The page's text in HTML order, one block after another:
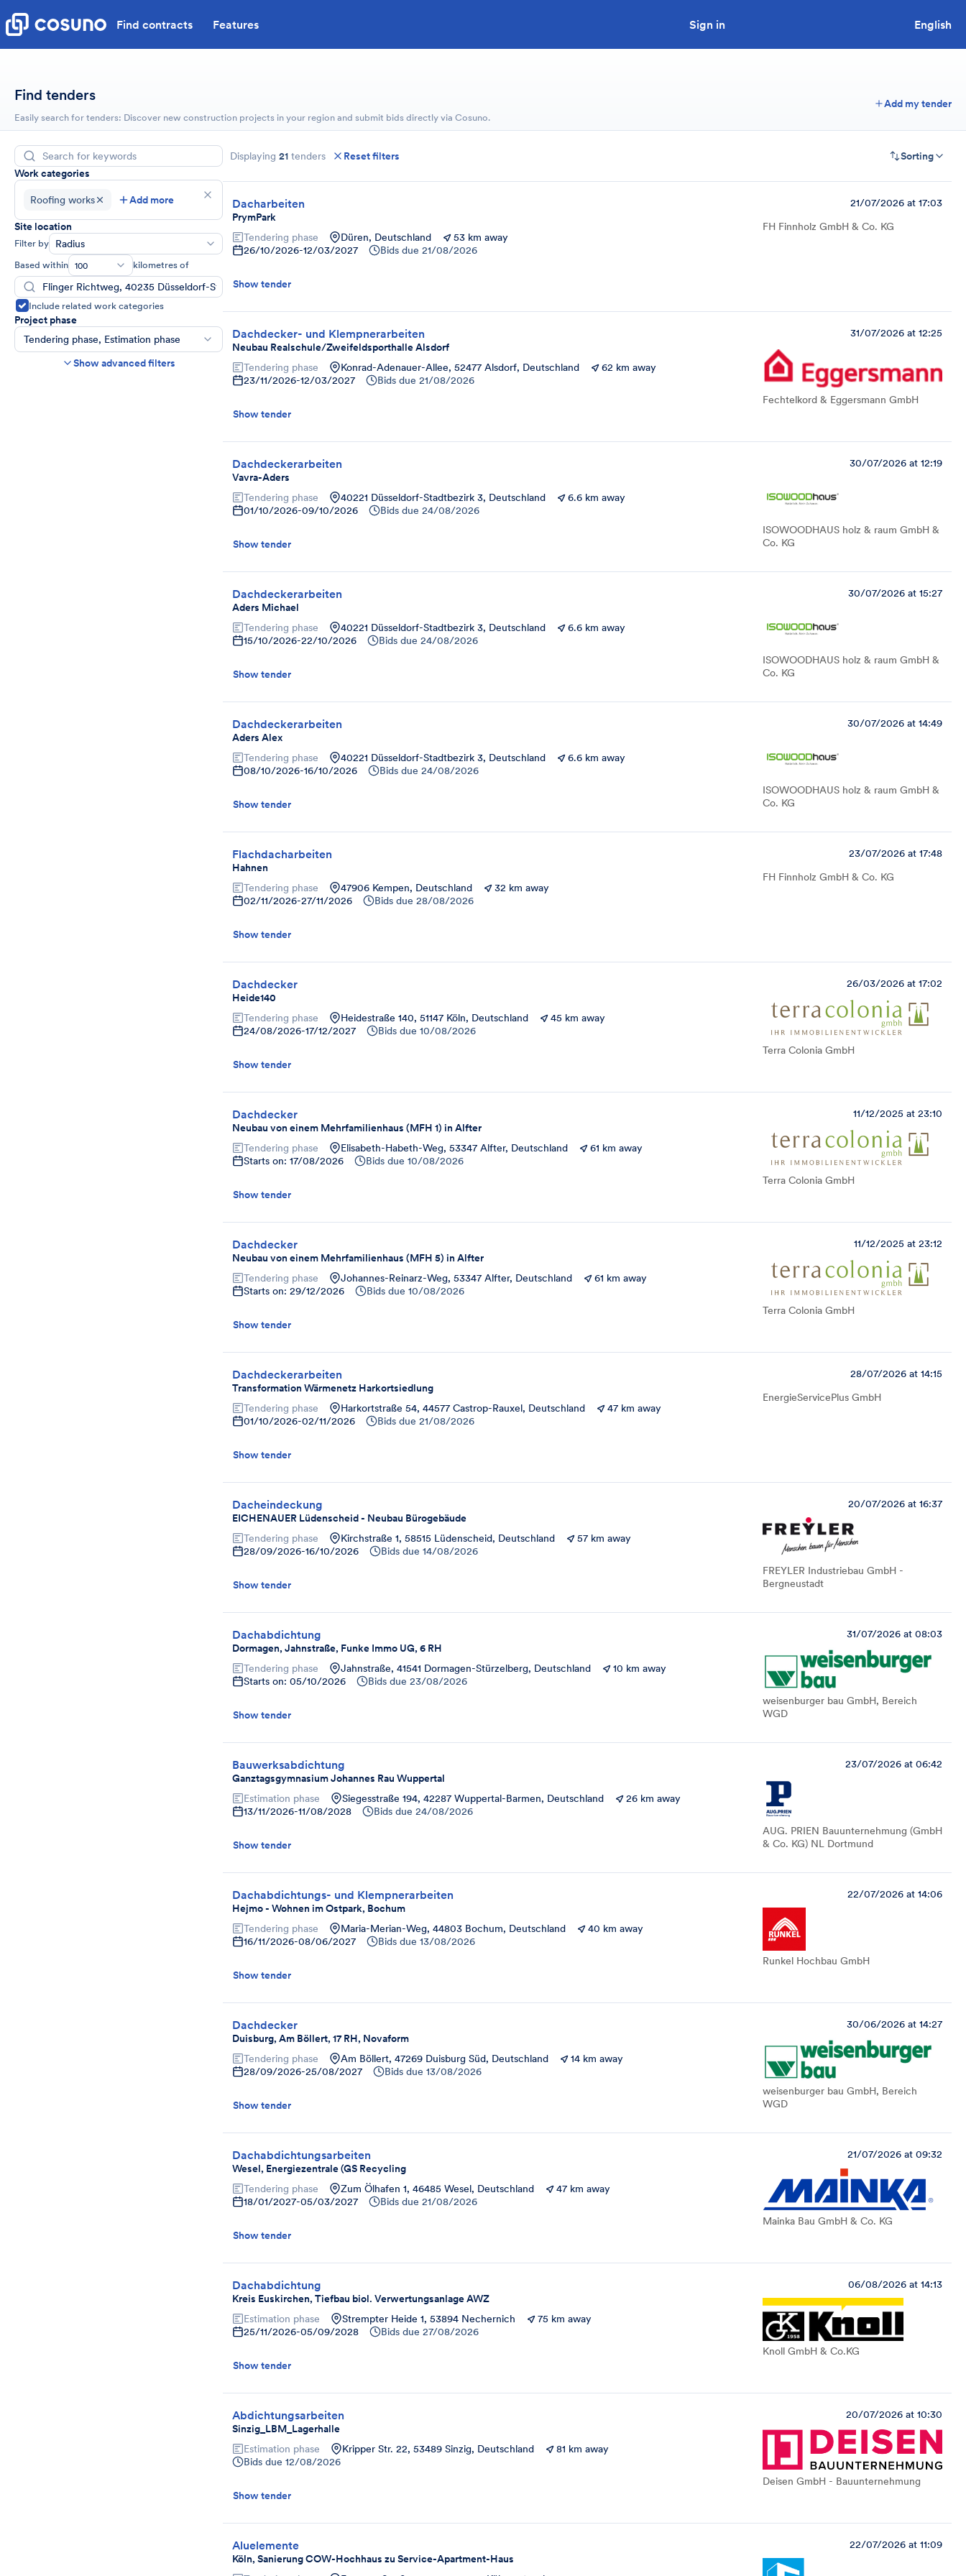
Find contracts Features Sign in English
Find tenders
Easily search for tenders: Discover new construction projects in your region and submit bids directly via Cosuno.
Add my tender
Work categories
Roofing works Add more
Site location
Filter by Radius
Based within 100 kilometres of
Include related work categories
Project phase
Tendering phase, Estimation phase
Construction time frame
End
Show advanced filters
Displaying 21 tenders Reset filters Sorting
Dacharbeiten
PrymPark
21/07/2026 at 17:03
Tendering phase Düren, Deutschland
53 km away
26/10/2026-12/03/2027 Bids due 21/08/2026
FH Finnholz GmbH & Co. KG
Show tender
Dachdecker- und Klempnerarbeiten
Neubau Realschule/Zweifeldsporthalle Alsdorf
31/07/2026 at 12:25
Tendering phase Konrad-Adenauer-Allee, 52477 Alsdorf, Deutschland
62 km away
23/11/2026-12/03/2027 Bids due 21/08/2026
Fechtelkord & Eggersmann GmbH
Show tender
Dachdeckerarbeiten
Vavra-Aders
30/07/2026 at 12:19
Tendering phase 40221 Düsseldorf-Stadtbezirk 3, Deutschland
6.6 km away
01/10/2026-09/10/2026 Bids due 24/08/2026
ISOWOODHAUS holz & raum GmbH &
Co. KG
Show tender
Dachdeckerarbeiten
Aders Michael
30/07/2026 at 15:27
Tendering phase 40221 Düsseldorf-Stadtbezirk 3, Deutschland
6.6 km away
15/10/2026-22/10/2026 Bids due 24/08/2026
ISOWOODHAUS holz & raum GmbH &
Co. KG
Show tender
Dachdeckerarbeiten
Aders Alex
30/07/2026 at 14:49
Tendering phase 40221 Düsseldorf-Stadtbezirk 3, Deutschland
6.6 km away
08/10/2026-16/10/2026 Bids due 24/08/2026
ISOWOODHAUS holz & raum GmbH &
Co. KG
Show tender
Flachdacharbeiten
Hahnen
23/07/2026 at 17:48
Tendering phase 47906 Kempen, Deutschland
32 km away
02/11/2026-27/11/2026 Bids due 28/08/2026
FH Finnholz GmbH & Co. KG
Show tender
Dachdecker
Heide140
26/03/2026 at 17:02
Tendering phase Heidestraße 140, 51147 Köln, Deutschland
45 km away
24/08/2026-17/12/2027 Bids due 10/08/2026
Terra Colonia GmbH
Show tender
Dachdecker
Neubau von einem Mehrfamilienhaus (MFH 1) in Alfter
11/12/2025 at 23:10
Tendering phase Elisabeth-Habeth-Weg, 53347 Alfter, Deutschland
61 km away
Starts on: 17/08/2026
Bids due 10/08/2026
Terra Colonia GmbH
Show tender
Dachdecker
Neubau von einem Mehrfamilienhaus (MFH 5) in Alfter
11/12/2025 at 23:12
Tendering phase Johannes-Reinarz-Weg, 53347 Alfter, Deutschland
61 km away
Starts on: 29/12/2026
Bids due 10/08/2026
Terra Colonia GmbH
Show tender
Dachdeckerarbeiten
Transformation Wärmenetz Harkortsiedlung
28/07/2026 at 14:15
Tendering phase Harkortstraße 54, 44577 Castrop-Rauxel, Deutschland
47 km away
01/10/2026-02/11/2026 Bids due 21/08/2026
EnergieServicePlus GmbH
Show tender
Dacheindeckung
EICHENAUER Lüdenscheid - Neubau Bürogebäude
20/07/2026 at 16:37
Tendering phase Kirchstraße 1, 58515 Lüdenscheid, Deutschland
57 km away
28/09/2026-16/10/2026 Bids due 14/08/2026
FREYLER Industriebau GmbH -
Bergneustadt
Show tender
Dachabdichtung
Dormagen, Jahnstraße, Funke Immo UG, 6 RH
31/07/2026 at 08:03
Tendering phase Jahnstraße, 41541 Dormagen-Stürzelberg, Deutschland
10 km away
Starts on: 05/10/2026
Bids due 23/08/2026
weisenburger bau GmbH, Bereich
WGD
Show tender
Bauwerksabdichtung
Ganztagsgymnasium Johannes Rau Wuppertal
23/07/2026 at 06:42
Estimation phase Siegesstraße 194, 42287 Wuppertal-Barmen, Deutschland
26 km away
13/11/2026-11/08/2028 Bids due 24/08/2026
AUG. PRIEN Bauunternehmung (GmbH
& Co. KG) NL Dortmund
Show tender
Dachabdichtungs- und Klempnerarbeiten
Hejmo - Wohnen im Ostpark, Bochum
22/07/2026 at 14:06
Tendering phase Maria-Merian-Weg, 44803 Bochum, Deutschland
40 km away
16/11/2026-08/06/2027 Bids due 13/08/2026
Runkel Hochbau GmbH
Show tender
Dachdecker
Duisburg, Am Böllert, 17 RH, Novaform
30/06/2026 at 14:27
Tendering phase Am Böllert, 47269 Duisburg Süd, Deutschland
14 km away
28/09/2026-25/08/2027 Bids due 13/08/2026
weisenburger bau GmbH, Bereich
WGD
Show tender
Dachabdichtungsarbeiten
Wesel, Energiezentrale (GS Recycling
21/07/2026 at 09:32
Tendering phase Zum Ölhafen 1, 46485 Wesel, Deutschland
47 km away
18/01/2027-05/03/2027 Bids due 21/08/2026
Mainka Bau GmbH & Co. KG
Show tender
Dachabdichtung
Kreis Euskirchen, Tiefbau biol. Verwertungsanlage AWZ
06/08/2026 at 14:13
Estimation phase Strempter Heide 1, 53894 Nechernich
75 km away
25/11/2026-05/09/2028 Bids due 27/08/2026
Knoll GmbH & Co.KG
Show tender
Abdichtungsarbeiten
Sinzig_LBM_Lagerhalle
20/07/2026 at 10:30
Estimation phase Kripper Str. 22, 53489 Sinzig, Deutschland
81 km away
Bids due 12/08/2026
Deisen GmbH - Bauunternehmung
Show tender
Aluelemente
Köln, Sanierung COW-Hochhaus zu Service-Apartment-Haus
22/07/2026 at 11:09